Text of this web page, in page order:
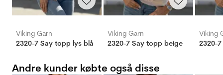
Viking Garn
2320-7 Say topp lys blå
Viking Garn
2320-7 Say topp beige
Viking
2320-
Andre kunder købte også disse